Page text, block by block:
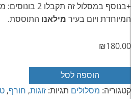
+בנוסף במסלול זה תקבלו 2 בונוסים: מסלול יומי בעיר
המיוחדת ויום בעיר מילאנו התוססת.
₪180.00
של
הוספה לסל
קטגוריה: מסלולים תגיות: זוגות, חורף,